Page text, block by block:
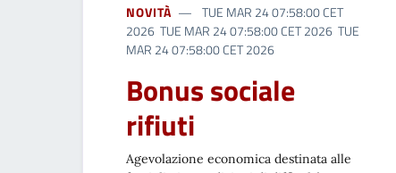
NOVITÀ
TUE MAR 24 07:58:00 CET
2026 TUE MAR 24 07:58:00 CET 2026 TUE
MAR 24 07:58:00 CET 2026
Bonus sociale
rifiuti
Agevolazione economica destinata alle